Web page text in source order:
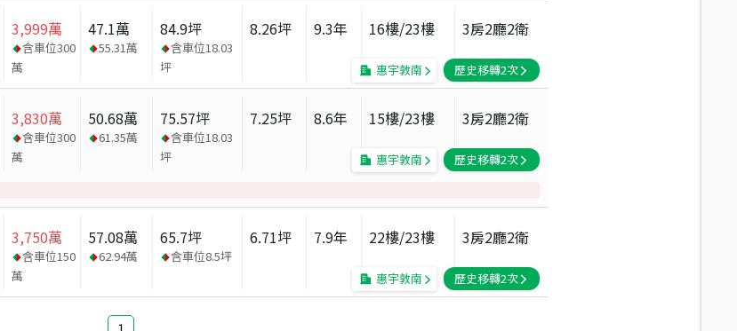
3,999萬
含車位300
萬
47.1萬
55.31萬
84.9坪
含車位18.03
坪
8.26坪 9.3年 16樓/23樓 3房2廳2衛
惠宇敦南 歷史移轉2次
3,830萬
含車位300
萬
50.68萬
61.35萬
75.57坪
含車位18.03
坪
7.25坪 8.6年 15樓/23樓 3房2廳2衛
惠宇敦南 歷史移轉2次
3,750萬
含車位150
萬
57.08萬
62.94萬
65.7坪
含車位8.5坪
6.71坪 7.9年 22樓/23樓 3房2廳2衛
惠宇敦南 歷史移轉2次